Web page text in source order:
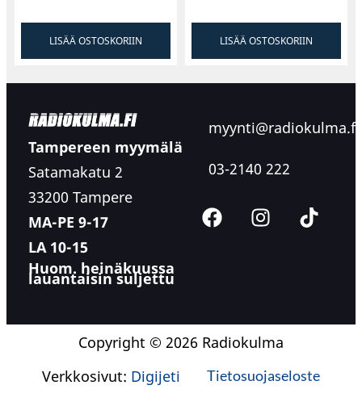
LISÄÄ OSTOSKORIIN LISÄÄ OSTOSKORIIN
Tampereen myymälä
Satamakatu 2
33200 Tampere
MA-PE 9-17
LA 10-15
Huom. heinäkuussa
lauantaisin suljettu
myynti@radiokulma.fi
03-2140 222
Copyright © 2026 Radiokulma
Verkkosivut: Digijeti Tietosuojaseloste